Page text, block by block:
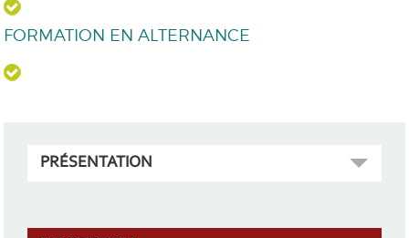
FORMATION EN ALTERNANCE
PRÉSENTATION